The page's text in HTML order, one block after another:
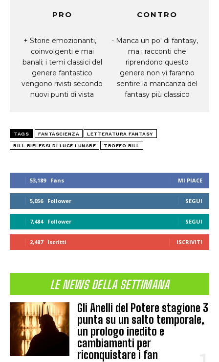
53,189 Fans MI PIACE
5,056 Follower SEGUI
7,484 Follower SEGUI
2,487 Iscritti ISCRIVITI
LE NEWS DELLA SETTIMANA
Gli Anelli del Potere stagione 3
punta su un salto temporale,
un prologo inedito e
cambiamenti per
riconquistare i fan
PRO
Storie emozionanti,
coinvolgenti e mai
banali; i temi classici del
genere fantastico
vengono rivisti secondo
nuovi punti di vista
CONTRO
Manca un po' di fantasy,
ma i racconti che
riprendono questo
genere non vi faranno
sentire la mancanza del
fantasy più classico
TAGS FANTASCIENZA LETTERATURA FANTASY
RILL RIFLESSI DI LUCE LUNARE TROFEO RILL